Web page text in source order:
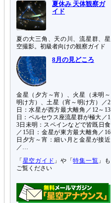
夏休み 天体観察ガ
イド
夏の大三角、天の川、流星群、星
空撮影。初級者向けの観察ガイド
8月の見どころ
金星（夕方～宵）、火星（未明～
明け方）、土星（宵～明け方）／2
日：水星が西方最大離角／12～13
日：ペルセウス座流星群が極大／1
3日未明：スペインなどで皆既日食
／15日：金星が東方最大離角／16
日夕方～宵：細い月と金星が接近
／…
「 星空ガイド 」や「特集一覧 」も
ご覧ください